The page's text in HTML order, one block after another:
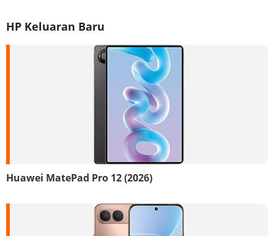
HP Keluaran Baru
Huawei MatePad Pro 12 (2026)